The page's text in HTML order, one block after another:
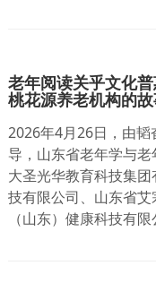
老年阅读关乎文化
桃花源养老机构的
2026年4月26日，由
导，山东省老年学与
大圣光华教育科技集
技有限公司、山东省
（山东）健康科技有